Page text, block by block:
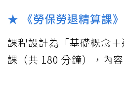
★ 《勞保勞退精算課
課程設計為「基礎概念
課（共 180 分鐘），內容